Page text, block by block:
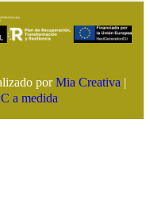
porMia Creativa |
a medida